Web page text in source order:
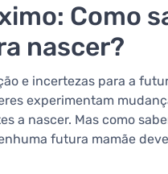
Como
nascer?
e incertezas para a
experimentam
a nascer. Mas como
futura mamãe